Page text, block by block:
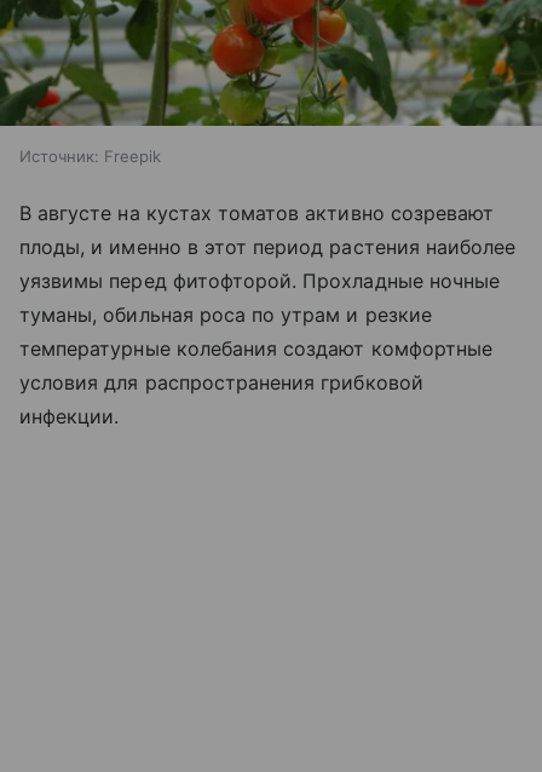
Источник: Freepik
В августе на кустах томатов активно созревают
плоды, и именно в этот период растения наиболее
уязвимы перед фитофторой. Прохладные ночные
туманы, обильная роса по утрам и резкие
температурные колебания создают комфортные
условия для распространения грибковой
инфекции.